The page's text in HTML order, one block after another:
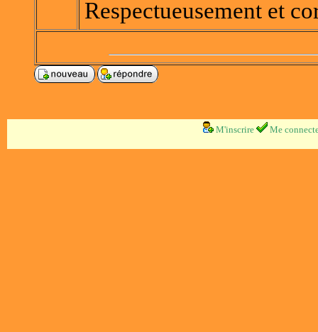
Respectueusement et
M'inscrire Me